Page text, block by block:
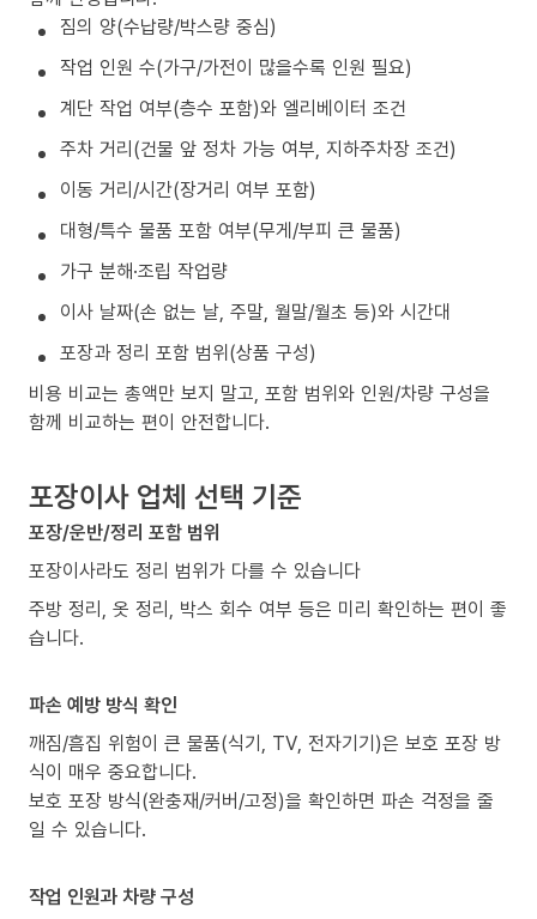
짐의 양(수납량/박스량 중심)
작업 인원 수(가구/가전이 많을수록 인원 필요)
계단 작업 여부(층수 포함)와 엘리베이터 조건
주차 거리(건물 앞 정차 가능 여부, 지하주차장 조건)
이동 거리/시간(장거리 여부 포함)
대형/특수 물품 포함 여부(무게/부피 큰 물품)
가구 분해·조립 작업량
이사 날짜(손 없는 날, 주말, 월말/월초 등)와 시간대
포장과 정리 포함 범위(상품 구성)
비용 비교는 총액만 보지 말고, 포함 범위와 인원/차량 구성을
함께 비교하는 편이 안전합니다.
포장이사 업체 선택 기준
포장/운반/정리 포함 범위
포장이사라도 정리 범위가 다를 수 있습니다
주방 정리, 옷 정리, 박스 회수 여부 등은 미리 확인하는 편이 좋
습니다.
파손 예방 방식 확인
깨짐/흠집 위험이 큰 물품(식기, TV, 전자기기)은 보호 포장 방
식이 매우 중요합니다.
보호 포장 방식(완충재/커버/고정)을 확인하면 파손 걱정을 줄
일 수 있습니다.
작업 인원과 차량 구성